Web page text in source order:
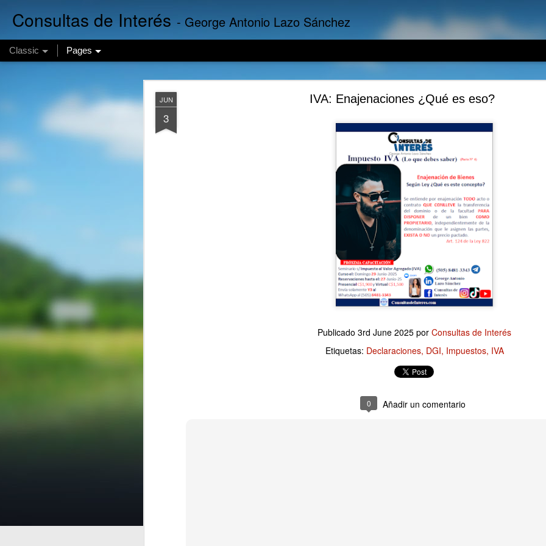
JUN
3
IVA: Enajenaciones ¿Qué es eso?
Publicado 3rd June 2025 por Consultas de Interés
Etiquetas: Declaraciones DGI Impuestos IVA
0 Añadir un comentario
Consultas de Interés - George Antonio Lazo Sánchez
Classic Pages
AUG Finanzas Empresariales: Los Activos ponen dinero en tu
Publicado 8 hours agopor
Consultas de Interés
Etiquetas: Finanzas Empresariales
0 Añadir un comentario